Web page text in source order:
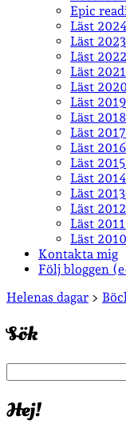
Epic
Läst
Läst
Läst
Läst
Läst
Läst
Läst
Läst
Läst
Läst
Läst
Läst
Läst
Läst
Läst
Kontakta mig
Följ bloggen
Sidopanel
Helenas dagar >
Sök
Hej!